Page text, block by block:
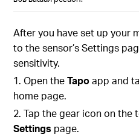
After you have set up your
to the sensor’s Settings
sensitivity.
1. Open theTapoapp and
home page.
2. Tap the gear icon on
Settings page.